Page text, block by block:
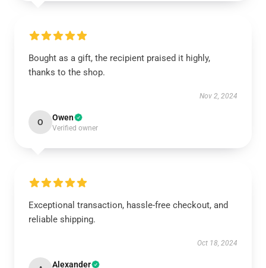
Bought as a gift, the recipient praised it highly,
thanks to the shop.
Nov 2, 2024
O Owen
Verified owner
Exceptional transaction, hassle-free checkout, and
reliable shipping.
Oct 18, 2024
Alexander